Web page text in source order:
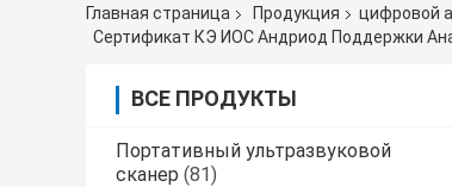
Главная страница Продукция
цифровой
Сертификат КЭ ИОС Андриод Поддержки
ВСЕ ПРОДУКТЫ
Портативный ультразвуковой
сканер (81)